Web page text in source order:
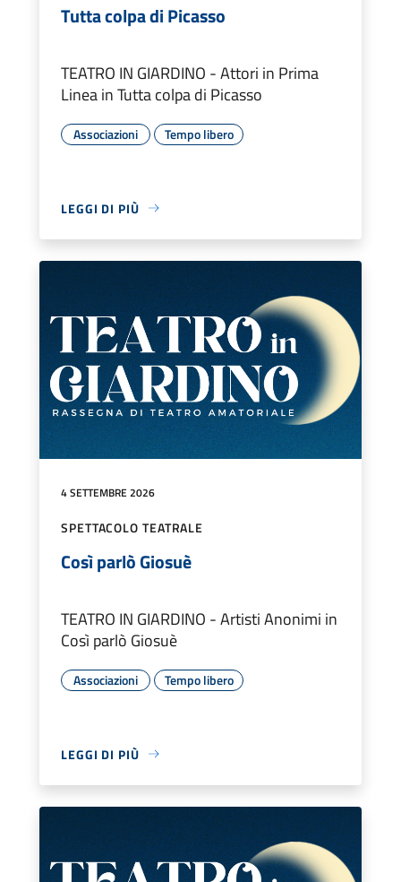
Tutta colpa di Picasso
TEATRO IN GIARDINO - Attori in Prima
Linea in Tutta colpa di Picasso
Associazioni Tempo libero
LEGGI DI PIÙ
4 SETTEMBRE 2026
SPETTACOLO TEATRALE
Così parlò Giosuè
TEATRO IN GIARDINO - Artisti Anonimi in
Così parlò Giosuè
Associazioni Tempo libero
LEGGI DI PIÙ